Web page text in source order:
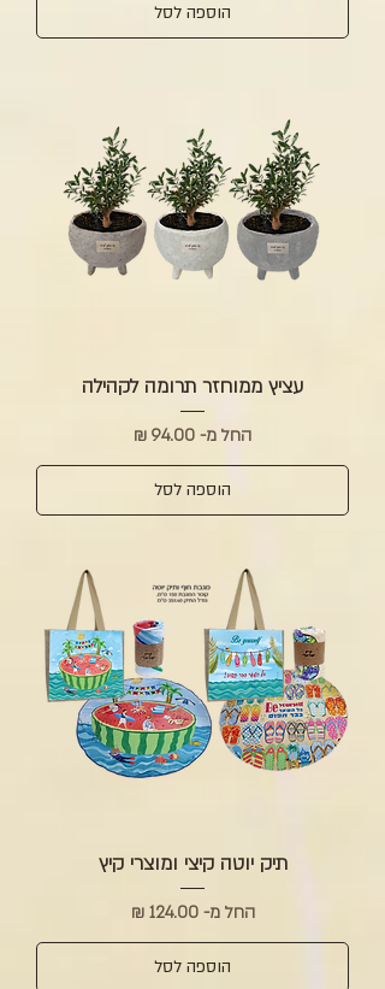
הוספה לסל
עציץ ממוחזר תרומה לקהילה
החל מ-
מחיר מבצע
הוספה לסל
תיק יוטה קיצי ומוצרי קיץ
החל מ-
‏124.00 ‏₪
מחיר מבצע
הוספה לסל